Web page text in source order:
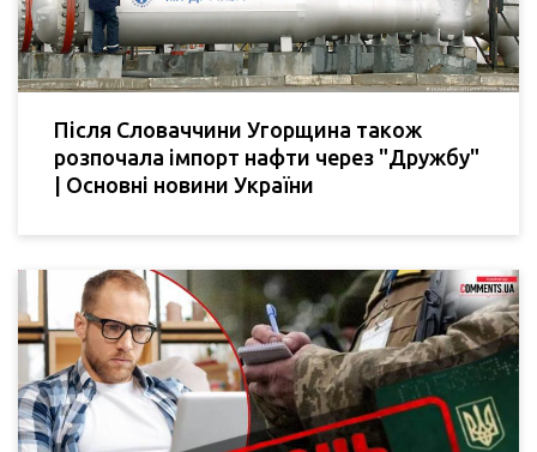
Після Словаччини Угорщина також
розпочала імпорт нафти через "Дружбу"
| Основні новини України